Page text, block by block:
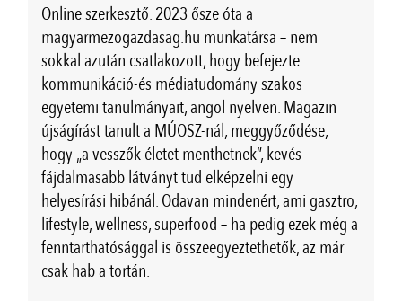
Online szerkesztő. 2023 ősze óta a
magyarmezogazdasag.hu munkatársa – nem
sokkal azután csatlakozott, hogy befejezte
kommunikáció-és médiatudomány szakos
egyetemi tanulmányait, angol nyelven. Magazin
újságírást tanult a MÚOSZ-nál, meggyőződése,
hogy „a vesszők életet menthetnek”, kevés
fájdalmasabb látványt tud elképzelni egy
helyesírási hibánál. Odavan mindenért, ami gasztro,
lifestyle, wellness, superfood – ha pedig ezek még a
fenntarthatósággal is összeegyeztethetők, az már
csak hab a tortán.